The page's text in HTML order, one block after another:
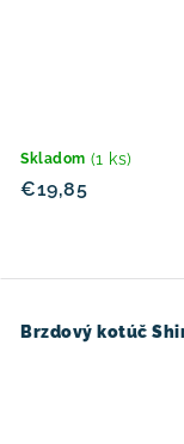
Skladom (1 ks)
€19,85
Brzdový kotúč